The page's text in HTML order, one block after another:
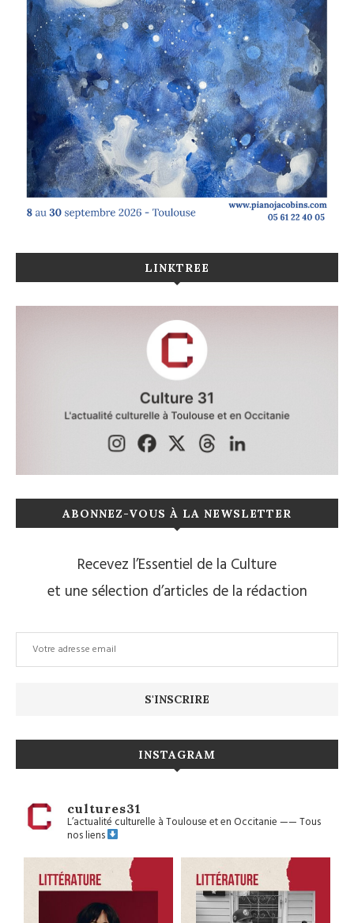
LINKTREE
ABONNEZ-VOUS À LA NEWSLETTER
Recevez l’Essentiel de la Culture
et une sélection d’articles de la rédaction
INSTAGRAM
cultures31
L’actualité culturelle à Toulouse et en Occitanie——Tous
nos liens